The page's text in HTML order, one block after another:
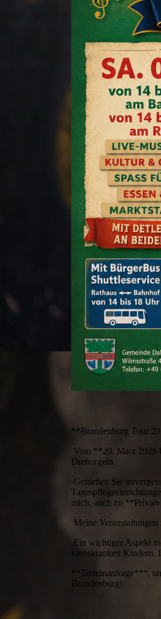
**Brandenburg Tour
Vom **20. März 2026
Drehorgeln.
Genießen Sie
mich, auch zu
Meine
Ein wichtiger Aspekt
krebskranken Kindern.
**Terminanfrage**“,
Brandenburg!